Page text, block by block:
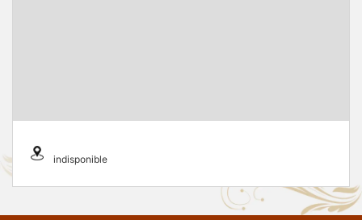
indisponible